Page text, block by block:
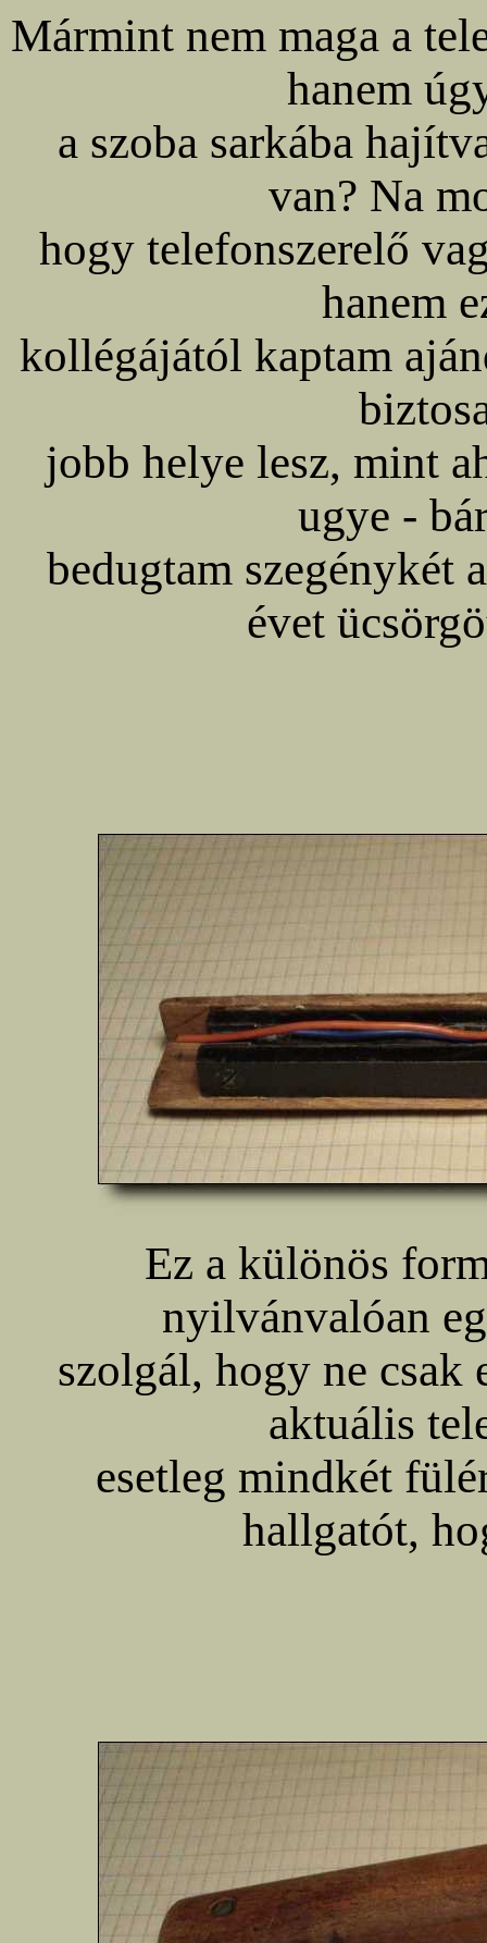
Mármint nem maga a
hanem
a szoba sarkába
van? Na
hogy telefonszerelő
hanem
kollégájától kaptam
jobb helye lesz, mint
ugye -
bedugtam szegénykét
évet
Ez a különös
nyilvánvalóan
szolgál, hogy ne csak
aktuális
esetleg mindkét
hallgatót,